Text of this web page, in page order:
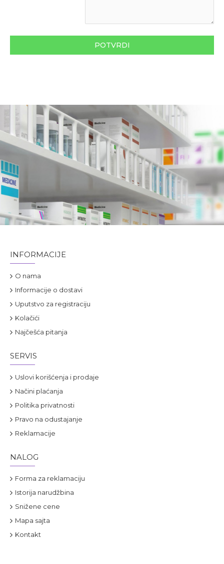
POTVRDI
INFORMACIJE
O nama
Informacije o dostavi
Uputstvo za registraciju
Kolačići
Najčešća pitanja
SERVIS
Uslovi korišćenja i prodaje
Načini plaćanja
Politika privatnosti
Pravo na odustajanje
Reklamacije
NALOG
Forma za reklamaciju
Istorija narudžbina
Snižene cene
Mapa sajta
Kontakt